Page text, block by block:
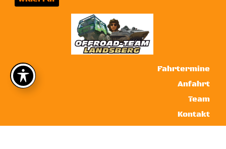
Fahrtermine
Anfahrt
Team
Kontakt